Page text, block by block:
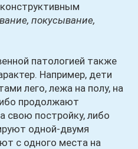
покусывание,
патологией также
Например, дети
лего, лежа на полу, на
продолжают
свою постройку, либо
одной-двумя
с одного места на